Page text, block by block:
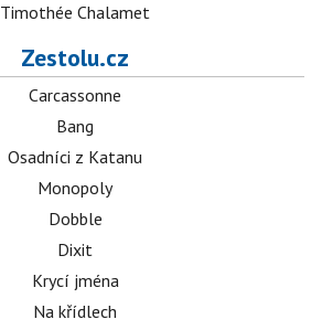
Timothée Chalamet
Zestolu.cz
Carcassonne
Bang
Osadníci z Katanu
Monopoly
Dobble
Dixit
Krycí jména
Na křídlech